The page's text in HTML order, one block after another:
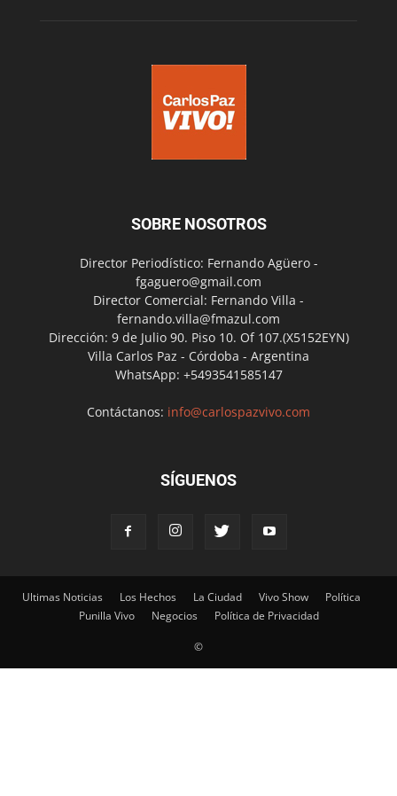
SOBRE NOSOTROS
Director Periodístico: Fernando Agüero -
fgaguero@gmail.com
Director Comercial: Fernando Villa -
fernando.villa@fmazul.com
Dirección: 9 de Julio 90. Piso 10. Of 107.(X5152EYN)
Villa Carlos Paz - Córdoba - Argentina
WhatsApp: +5493541585147
Contáctanos: info@carlospazvivo.com
SÍGUENOS
Ultimas Noticias Los Hechos La Ciudad Vivo Show
Política
Punilla Vivo
Negocios Política de Privacidad
©